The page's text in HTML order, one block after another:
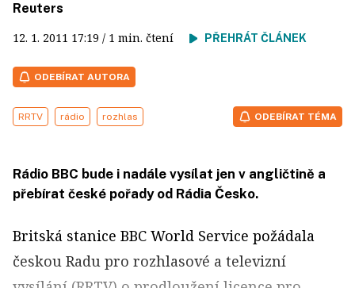
Reuters
12. 1. 2011 17:19 / 1 min. čtení PŘEHRÁT ČLÁNEK
ODEBÍRAT AUTORA
RRTV rádio rozhlas ODEBÍRAT TÉMA
Rádio BBC bude i nadále vysílat jen v angličtině a
přebírat české pořady od Rádia Česko.
Britská stanice BBC World Service požádala
českou Radu pro rozhlasové a televizní